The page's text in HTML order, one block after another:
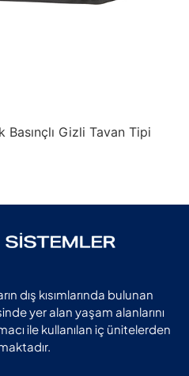
Gizli Tavan Tipi
dış kısımlarında bulunan
yer alan yaşam alanlarını
ile kullanılan iç ünitelerden